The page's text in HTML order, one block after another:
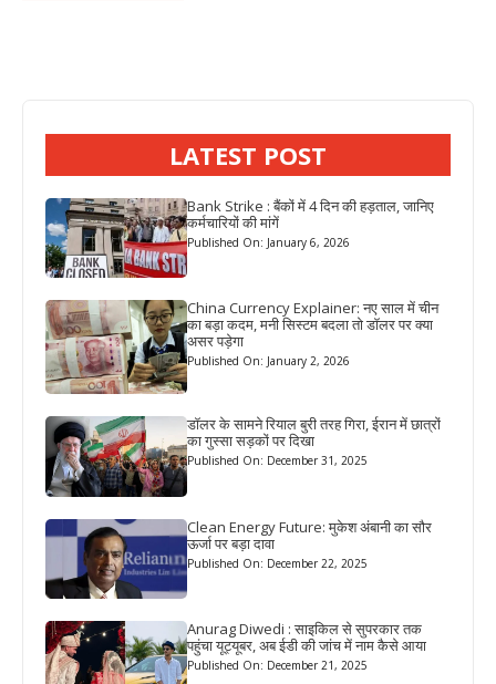
LATEST POST
Bank Strike : बैंकों में 4 दिन की हड़ताल, जानिए
कर्मचारियों की मांगें
Published On: January 6, 2026
China Currency Explainer: नए साल में चीन
का बड़ा कदम, मनी सिस्टम बदला तो डॉलर पर क्या
असर पड़ेगा
Published On: January 2, 2026
डॉलर के सामने रियाल बुरी तरह गिरा, ईरान में छात्रों
का गुस्सा सड़कों पर दिखा
Published On: December 31, 2025
Clean Energy Future: मुकेश अंबानी का सौर
ऊर्जा पर बड़ा दावा
Published On: December 22, 2025
Anurag Diwedi : साइकिल से सुपरकार तक
पहुंचा यूट्यूबर, अब ईडी की जांच में नाम कैसे आया
Published On: December 21, 2025